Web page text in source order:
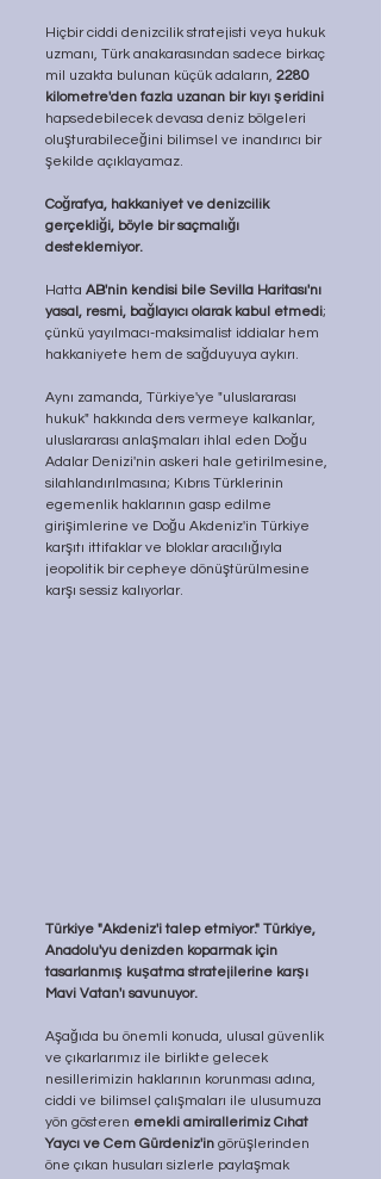
Hiçbir ciddi denizcilik stratejisti veya hukuk
uzmanı, Türk anakarasından sadece birkaç
mil uzakta bulunan küçük adaların, 2280
kilometre'den fazla uzanan bir kıyı şeridini
hapsedebilecek devasa deniz bölgeleri
oluşturabileceğini bilimsel ve inandırıcı bir
şekilde açıklayamaz.
Coğrafya, hakkaniyet ve denizcilik
gerçekliği, böyle bir saçmalığı
desteklemiyor.
Hatta AB'nin kendisi bile Sevilla Haritası'nı
yasal, resmi, bağlayıcı olarak kabul etmedi;
çünkü yayılmacı-maksimalist iddialar hem
hakkaniyete hem de sağduyuya aykırı.
Aynı zamanda, Türkiye'ye "uluslararası
hukuk" hakkında ders vermeye kalkanlar,
uluslararası anlaşmaları ihlal eden Doğu
Adalar Denizi'nin askeri hale getirilmesine,
silahlandırılmasına; Kıbrıs Türklerinin
egemenlik haklarının gasp edilme
girişimlerine ve Doğu Akdeniz'in Türkiye
karşıtı ittifaklar ve bloklar aracılığıyla
jeopolitik bir cepheye dönüştürülmesine
karşı sessiz kalıyorlar.
Türkiye "Akdeniz'i talep etmiyor." Türkiye,
Anadolu'yu denizden koparmak için
tasarlanmış kuşatma stratejilerine karşı
Mavi Vatan'ı savunuyor.
Aşağıda bu önemli konuda, ulusal güvenlik
ve çıkarlarımız ile birlikte gelecek
nesillerimizin haklarının korunması adına,
ciddi ve bilimsel çalışmaları ile ulusumuza
yön gösteren emekli amirallerimiz Cıhat
Yaycı ve Cem Gürdeniz'in görüşlerinden
öne çıkan husuları sizlerle paylaşmak